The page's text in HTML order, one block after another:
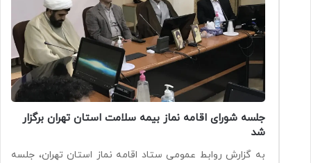
جلسه شورای اقامه نماز بیمه سلامت استان تهران برگزار
شد
به گزارش روابط عمومی ستاد اقامه نماز استان تهران، جلسه